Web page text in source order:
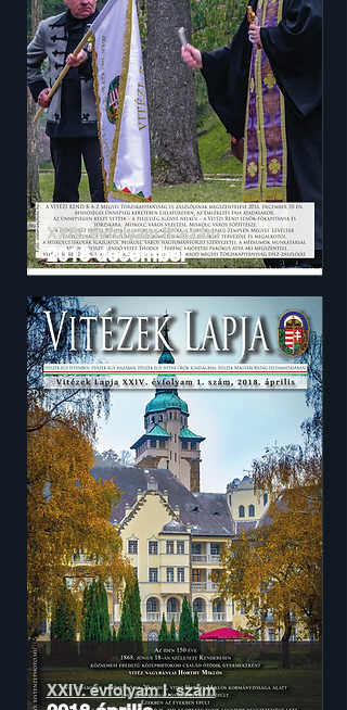
XXIV. évfolyam II. szám
2018 december
XXIV. évfolyamI. szám